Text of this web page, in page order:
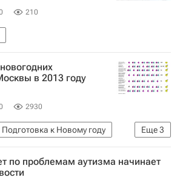
(Удмуртия)
Северо-Западный ФО
Приволжский ФО
Ижевска
The Beatles
фонд "Старость в радость"
вопросы
210
в 2013 году
2930
Еще3
Подготовка к Новому году
Москва Новый год
по проблемам аутизма начинает